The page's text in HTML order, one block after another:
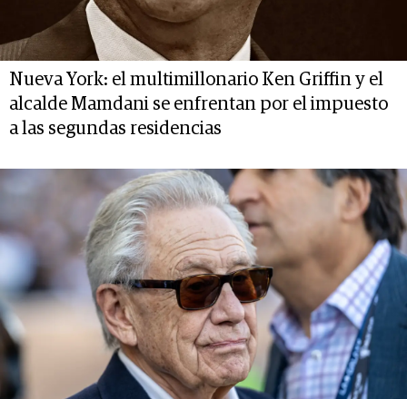
Nueva York: el multimillonario Ken Griffin y el
alcalde Mamdani se enfrentan por el impuesto
a las segundas residencias